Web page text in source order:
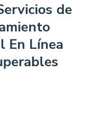
de
En Línea